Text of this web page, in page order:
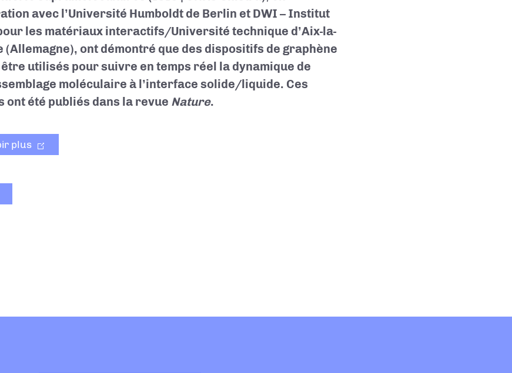
avec l’Université Humboldt de Berlin et DWI – Institut
les matériaux interactifs/Université technique d’Aix-la-
(Allemagne), ont démontré que des dispositifs de graphène
utilisés pour suivre en temps réel la dynamique de
moléculaire à l’interface solide/liquide. Ces
ont été publiés dans la revue Nature.
plus